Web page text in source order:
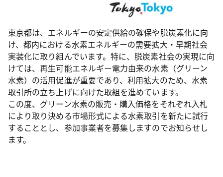
東京都は、エネルギーの安定供給の確保や脱炭素化に向
け、都内における水素エネルギーの需要拡大・早期社会
実装化に取り組んでいます。特に、脱炭素社会の実現に向
けては、再生可能エネルギー電力由来の水素（グリーン
水素）の活用促進が重要であり、利用拡大のため、水素
取引所の立ち上げに向けた取組を進めています。
この度、グリーン水素の販売・購入価格をそれぞれ入札
により取り決める市場形式による水素取引を新たに試行
することとし、参加事業者を募集しますのでお知らせし
ます。